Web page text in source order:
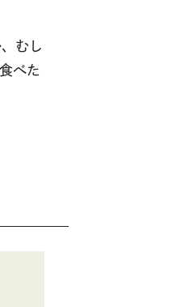
むし
べた